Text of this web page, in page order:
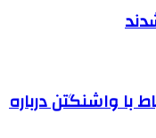
با واشنگتن درباره